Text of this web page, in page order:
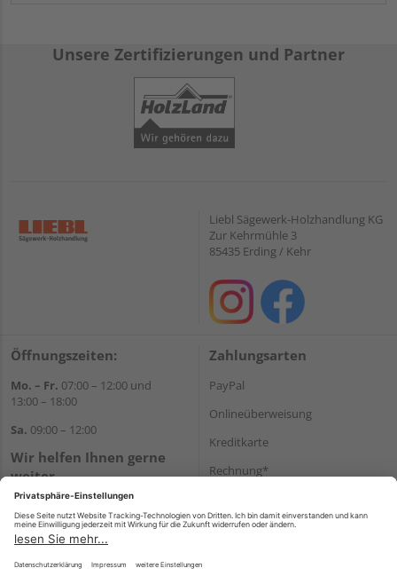
Unsere Zertifizierungen und Partner
Liebl Sägewerk-Holzhandlung KG
Zur Kehrmühle 3
85435 Erding / Kehr
Öffnungszeiten:
Mo. – Fr. 07:00 – 12:00 und
13:00 – 18:00
Sa. 09:00 – 12:00
Wir helfen Ihnen gerne
weiter
Tel.:+49 8122 14197
E-Mail:vertrieb@holz-liebl.de
Zahlungsarten
PayPal
Onlineüberweisung
Kreditkarte
Rechnung*
Versand